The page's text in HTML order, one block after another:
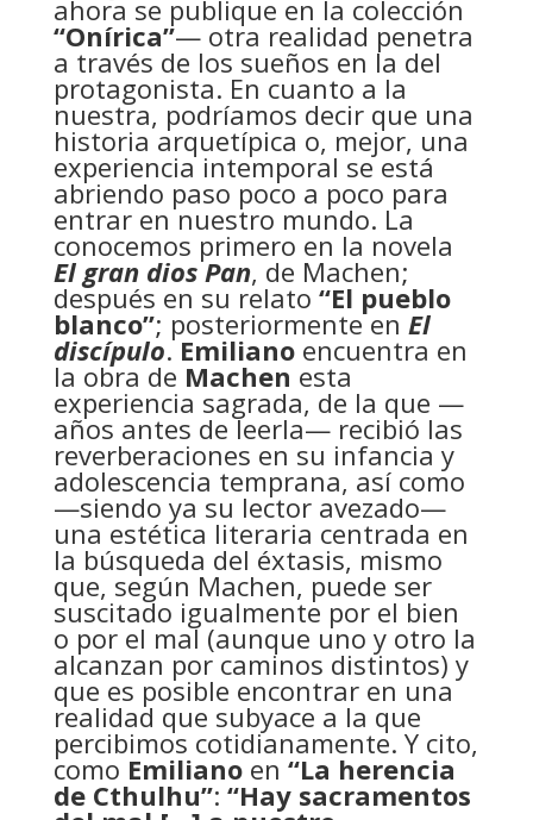
ahora se publique en la colección
“Onírica”— otra realidad penetra
a través de los sueños en la del
protagonista. En cuanto a la
nuestra, podríamos decir que una
historia arquetípica o, mejor, una
experiencia intemporal se está
abriendo paso poco a poco para
entrar en nuestro mundo. La
conocemos primero en la novela
El gran dios Pan, de Machen;
después en su relato “El pueblo
blanco”; posteriormente en El
discípulo. Emilianoencuentra en
la obra de Machen esta
experiencia sagrada, de la que —
años antes de leerla— recibió las
reverberaciones en su infancia y
adolescencia temprana, así como
—siendo ya su lector avezado—
una estética literaria centrada en
la búsqueda del éxtasis, mismo
que, según Machen, puede ser
suscitado igualmente por el bien
o por el mal (aunque uno y otro la
alcanzan por caminos distintos) y
que es posible encontrar en una
realidad que subyace a la que
percibimos cotidianamente. Y cito,
como Emilianoen “La herencia
de Cthulhu”: “Hay sacramentos